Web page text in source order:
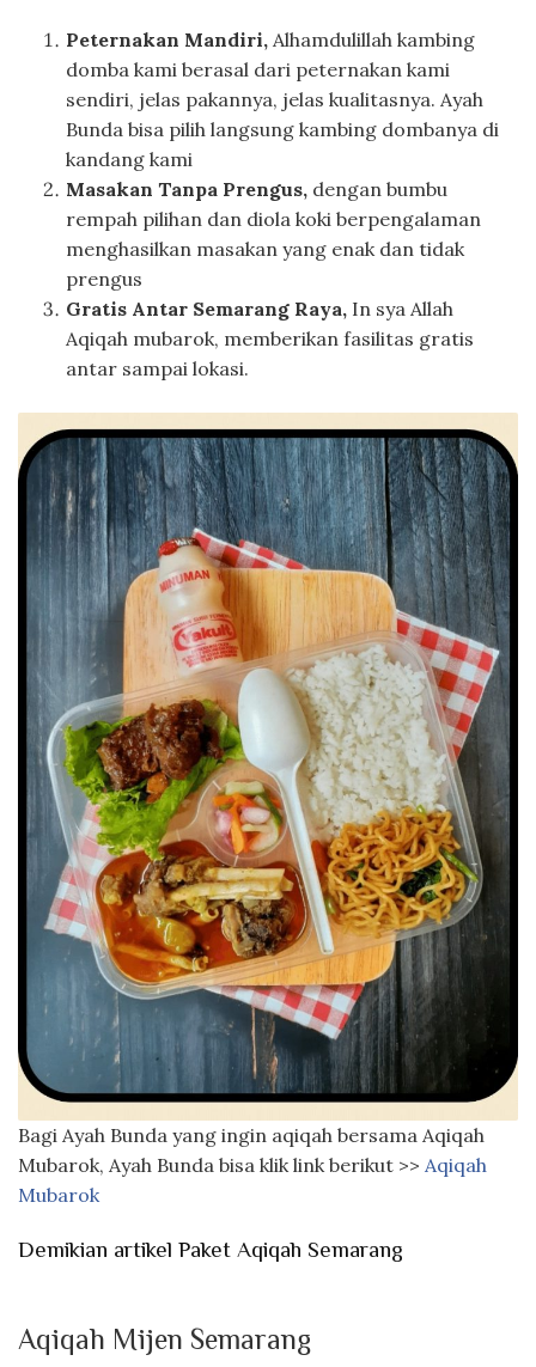
Peternakan Mandiri, Alhamdulillah kambing
domba kami berasal dari peternakan kami
sendiri, jelas pakannya, jelas kualitasnya. Ayah
Bunda bisa pilih langsung kambing dombanya di
kandang kami
Masakan Tanpa Prengus, dengan bumbu
rempah pilihan dan diola koki berpengalaman
menghasilkan masakan yang enak dan tidak
prengus
Gratis Antar Semarang Raya, In sya Allah
Aqiqah mubarok, memberikan fasilitas gratis
antar sampai lokasi.
Bagi Ayah Bunda yang ingin aqiqah bersama Aqiqah
Mubarok, Ayah Bunda bisa klik link berikut >> Aqiqah
Mubarok
Demikian artikel Paket Aqiqah Semarang
Aqiqah Mijen Semarang